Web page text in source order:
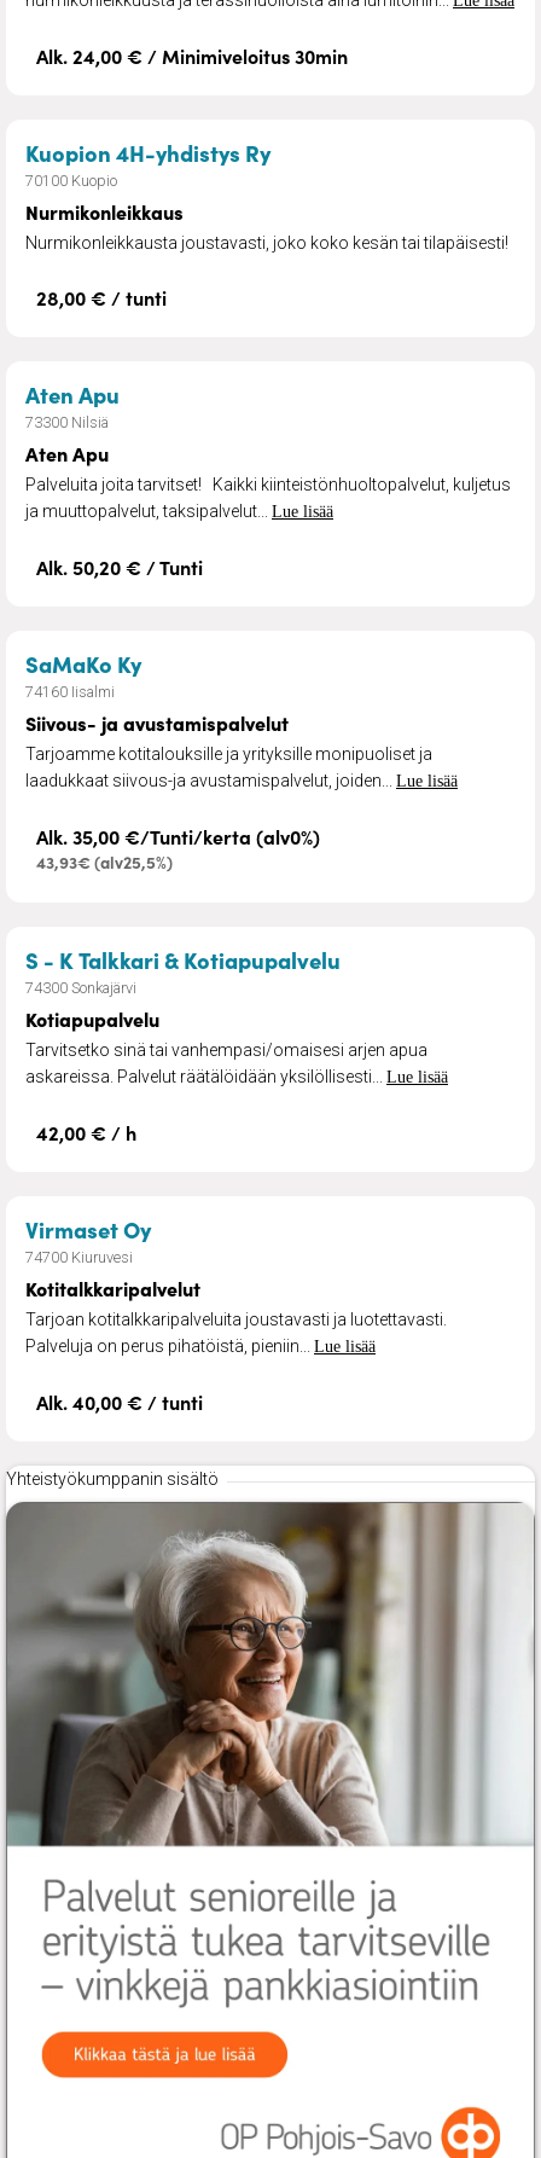
Alk. 24,00 € / Minimiveloitus 30min
Kuopion 4H-yhdistys Ry– Nurmikonleikkaus
70100 Kuopio
Nurmikonleikkaus
Nurmikonleikkausta joustavasti, joko koko kesän tai tilapäisesti!
28,00 € / tunti
Aten Apu
73300 Nilsiä
Aten Apu
Palveluita joita tarvitset! Kaikki kiinteistönhuoltopalvelut, kuljetus
ja muuttopalvelut, taksipalvelut... Lue lisää
Alk. 50,20 € / Tunti
SaMaKo Ky
74160 Iisalmi
Siivous- ja avustamispalvelut
Tarjoamme kotitalouksille ja yrityksille monipuoliset ja
laadukkaat siivous-ja avustamispalvelut, joiden... Lue lisää
Alk. 35,00 €/Tunti/kerta (alv0%)
43,93€ (alv25,5%)
S - K Talkkari & Kotiapupalvelu
74300 Sonkajärvi
Kotiapupalvelu
Tarvitsetko sinä tai vanhempasi/omaisesi arjen apua
askareissa. Palvelut räätälöidään yksilöllisesti... Lue lisää
42,00 € / h
Virmaset Oy– Kotitalkkaripalvelut
74700 Kiuruvesi
Kotitalkkaripalvelut
Tarjoan kotitalkkaripalveluita joustavasti ja luotettavasti.
Palveluja on perus pihatöistä, pieniin... Lue lisää
Alk. 40,00 € / tunti
Yhteistyökumppanin sisältö